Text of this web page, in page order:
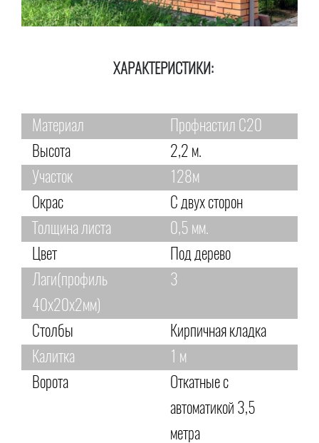
ХАРАКТЕРИСТИКИ:
Материал
Профнастил С20
Высота
2,2 м.
Участок
128м
Окрас
С двух сторон
Толщина листа
0,5 мм.
Цвет
Под дерево
Лаги(профиль
40х20х2мм)
3
Столбы
Кирпичная кладка
Калитка
1 м
Ворота
Откатные с
автоматикой 3,5
метра